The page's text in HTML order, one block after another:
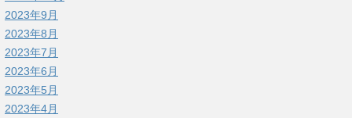
2023年9月
2023年8月
2023年7月
2023年6月
2023年5月
2023年4月